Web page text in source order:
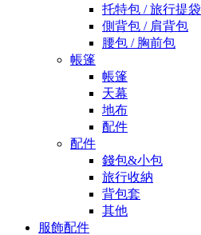
托特包 / 旅行提袋
側背包 / 肩背包
腰包 / 胸前包
帳篷
帳篷
天幕
地布
配件
配件
錢包&小包
旅行收納
背包套
其他
服飾配件